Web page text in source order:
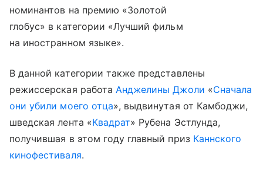
номинантов на премию «Золотой
глобус» в категории «Лучший фильм
на иностранном языке».
В данной категории также представлены
режиссерская работа Анджелины Джоли «Сначала
они убили моего отца», выдвинутая от Камбоджи,
шведская лента «Квадрат» Рубена Эстлунда,
получившая в этом году главный приз Каннского
кинофестиваля.